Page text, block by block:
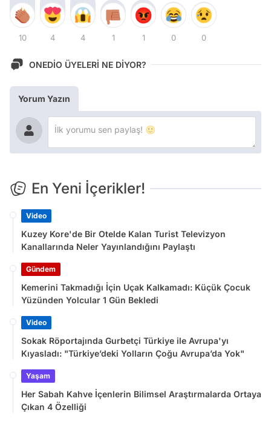
10 4 4 1 1 0 0
ONEDİO ÜYELERİ NE DİYOR?
Yorum Yazın
En Yeni İçerikler!
Video
Kuzey Kore'de Bir Otelde Kalan Turist Televizyon
Kanallarında Neler Yayınlandığını Paylaştı
Gündem
Kemerini Takmadığı İçin Uçak Kalkamadı: Küçük Çocuk
Yüzünden Yolcular 1 Gün Bekledi
Video
Sokak Röportajında Gurbetçi Türkiye ile Avrupa'yı
Kıyasladı: "Türkiye’deki Yolların Çoğu Avrupa’da Yok"
Yaşam
Her Sabah Kahve İçenlerin Bilimsel Araştırmalarda Ortaya
Çıkan 4 Özelliği